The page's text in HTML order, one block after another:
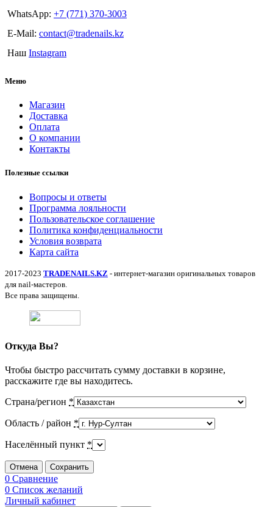
WhatsApp: +7 (771) 370-3003
E-Mail: contact@tradenails.kz
Наш Instagram
Меню
Магазин
Доставка
Оплата
О компании
Контакты
Полезные ссылки
Вопросы и ответы
Программа лояльности
Пользовательское соглашение
Политика конфиденциальности
Условия возврата
Карта сайта
2017-2023 TRADENAILS.KZ - интернет-магазин оригинальных товаров
для nail-мастеров.
Все права защищены.
Откуда Вы?
Чтобы быстро рассчитать сумму доставки в корзине,
расскажите где вы находитесь.
Страна/регион *
Область / район *
Населённый пункт *
Отмена Сохранить
0 Сравнение
0 Список желаний
Личный кабинет